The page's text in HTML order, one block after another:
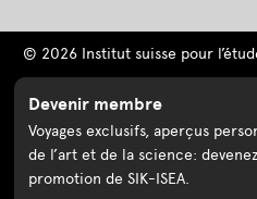
© 2026 Institut suisse pour
Devenir membre
Voyages exclusifs, aperçus
de l’art et de la science:
promotion de SIK-ISEA.